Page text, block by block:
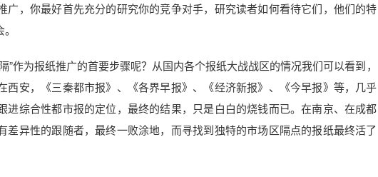
广，你最好首先充分的研究你的竞争对手，研究读者如何看待它们，他们的特
为报纸推广的首要步骤呢？从国内各个报纸大战战区的情况我们可以看到，
西安，《三秦都市报》、《各界早报》、《经济新报》、《今早报》等，几乎
进综合性都市报的定位，最终的结果，只是白白的烧钱而已。在南京、在成都
异性的跟随者，最终一败涂地，而寻找到独特的市场区隔点的报纸最终活了